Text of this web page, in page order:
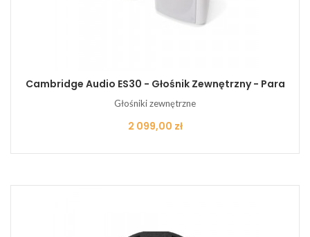
Cambridge Audio ES30 - Głośnik Zewnętrzny - Para
Głośniki zewnętrzne
Cena
2 099,00 zł